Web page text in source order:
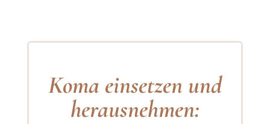
Koma einsetzen und
herausnehmen: